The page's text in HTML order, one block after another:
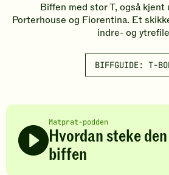
Biffen med stor T, også kjent
Porterhouse og Fiorentina. Et
indre- og
BIFFGUIDE: T-
Matprat-podden
Hvordan steke
biffen